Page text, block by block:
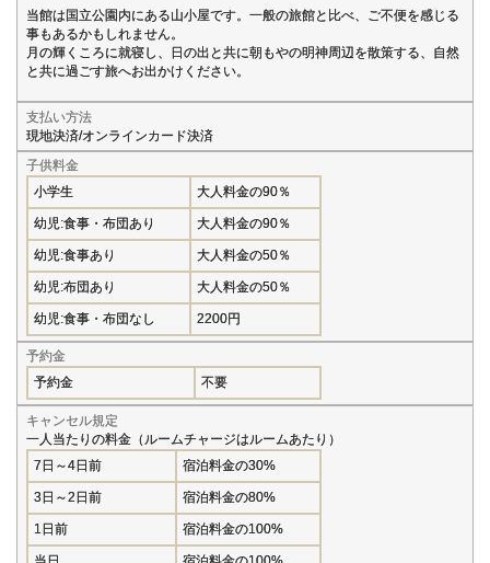
当館は国立公園内にある山小屋です。一般の旅館と比べ、ご不便を感じる
事もあるかもしれません。
月の輝くころに就寝し、日の出と共に朝もやの明神周辺を散策する、自然
と共に過ごす旅へお出かけください。
支払い方法
現地決済/オンラインカード決済
子供料金
小学生
大人料金の90％
幼児:食事・布団あり 大人料金の90％
幼児:食事あり 大人料金の50％
幼児:布団あり 大人料金の50％
幼児:食事・布団なし 2200円
予約金
予約金
不要
キャンセル規定
一人当たりの料金（ルームチャージはルームあたり）
7日～4日前
宿泊料金の30%
3日～2日前 宿泊料金の80%
1日前 宿泊料金の100%